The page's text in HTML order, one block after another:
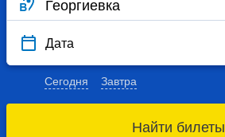
Дата
Сегодня Завтра
Найти билеты